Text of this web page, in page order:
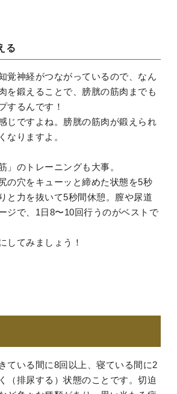
る
覚神経がつながっているので、なん
を鍛えることで、膀胱の筋肉までも
するんです！
じですよね。膀胱の筋肉が鍛えられ
なりますよ。
」のトレーニングも大事。
の穴をキューッと締めた状態を5秒
と力を抜いて5秒間休憩。膣や尿道
ジで、1日8〜10回行うのがベストで
してみましょう！
ている間に8回以上、寝ている間に2
（排尿する）状態のことです。切迫